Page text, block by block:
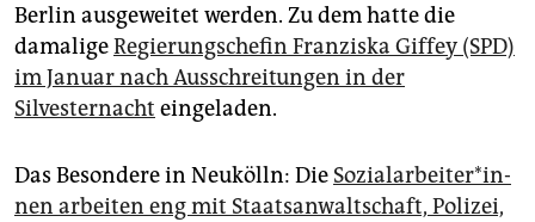
Berlin ausgeweitet werden. Zu dem hatte die
damaligeRegierungschefin Franziska Giffey (SPD)
im Januar nach Ausschreitungen in der
Silvesternacht eingeladen.
Das Besondere in Neukölln: Die So­zi­al­ar­bei­te­r*in­
nen arbeiten eng mit Staatsanwaltschaft, Polizei,